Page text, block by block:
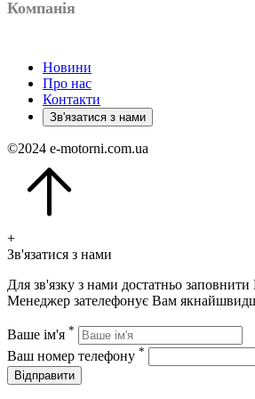
Компанія
Новини
Про нас
Контакти
Зв'язатися з нами
©2024 e-motorni.com.ua
+
Зв'язатися з нами
Для зв'язку з нами достатньо
Менеджер зателефонує Вам
Ваше ім'я *
Ваш номер телефону *
Відправити